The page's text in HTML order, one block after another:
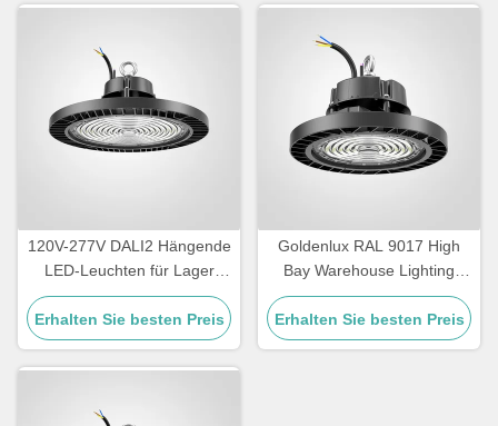
120V-277V DALI2 Hängende
LED-Leuchten für Lager
IP65 Wasserdicht
Erhalten Sie besten Preis
Goldenlux RAL 9017 High
Bay Warehouse Lighting
SMD2835 Industrielle High
Bay Leuchten
Erhalten Sie besten Preis